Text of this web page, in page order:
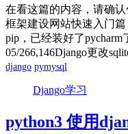
在看这篇的内容，请确认
框架建设网站快速入门
pip，已经装好了
05/266,146Django更改
django pymysql
Django学习
python3 使用